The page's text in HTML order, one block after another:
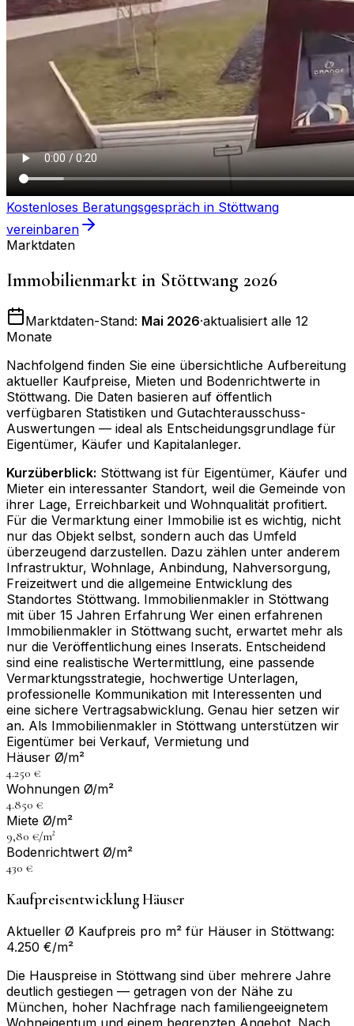
Kostenloses Beratungsgespräch in Stöttwang
vereinbaren
Marktdaten
Immobilienmarkt in Stöttwang 2026
Marktdaten-Stand: Mai 2026·aktualisiert alle 12
Monate
Nachfolgend finden Sie eine übersichtliche Aufbereitung
aktueller Kaufpreise, Mieten und Bodenrichtwerte in
Stöttwang. Die Daten basieren auf öffentlich
verfügbaren Statistiken und Gutachterausschuss-
Auswertungen — ideal als Entscheidungsgrundlage für
Eigentümer, Käufer und Kapitalanleger.
Kurzüberblick: Stöttwang ist für Eigentümer, Käufer und
Mieter ein interessanter Standort, weil die Gemeinde von
ihrer Lage, Erreichbarkeit und Wohnqualität profitiert.
Für die Vermarktung einer Immobilie ist es wichtig, nicht
nur das Objekt selbst, sondern auch das Umfeld
überzeugend darzustellen. Dazu zählen unter anderem
Infrastruktur, Wohnlage, Anbindung, Nahversorgung,
Freizeitwert und die allgemeine Entwicklung des
Standortes Stöttwang. Immobilienmakler in Stöttwang
mit über 15 Jahren Erfahrung Wer einen erfahrenen
Immobilienmakler in Stöttwang sucht, erwartet mehr als
nur die Veröffentlichung eines Inserats. Entscheidend
sind eine realistische Wertermittlung, eine passende
Vermarktungsstrategie, hochwertige Unterlagen,
professionelle Kommunikation mit Interessenten und
eine sichere Vertragsabwicklung. Genau hier setzen wir
an. Als Immobilienmakler in Stöttwang unterstützen wir
Eigentümer bei Verkauf, Vermietung und
Häuser Ø/m²
4.250 €
Wohnungen Ø/m²
4.850 €
Miete Ø/m²
9,80 €/m²
Bodenrichtwert Ø/m²
430 €
Kaufpreisentwicklung Häuser
Aktueller Ø Kaufpreis pro m² für Häuser in Stöttwang:
4.250 €/m²
Die Hauspreise in Stöttwang sind über mehrere Jahre
deutlich gestiegen — getragen von der Nähe zu
München, hoher Nachfrage nach familiengeeignetem
Wohneigentum und einem begrenzten Angebot. Nach